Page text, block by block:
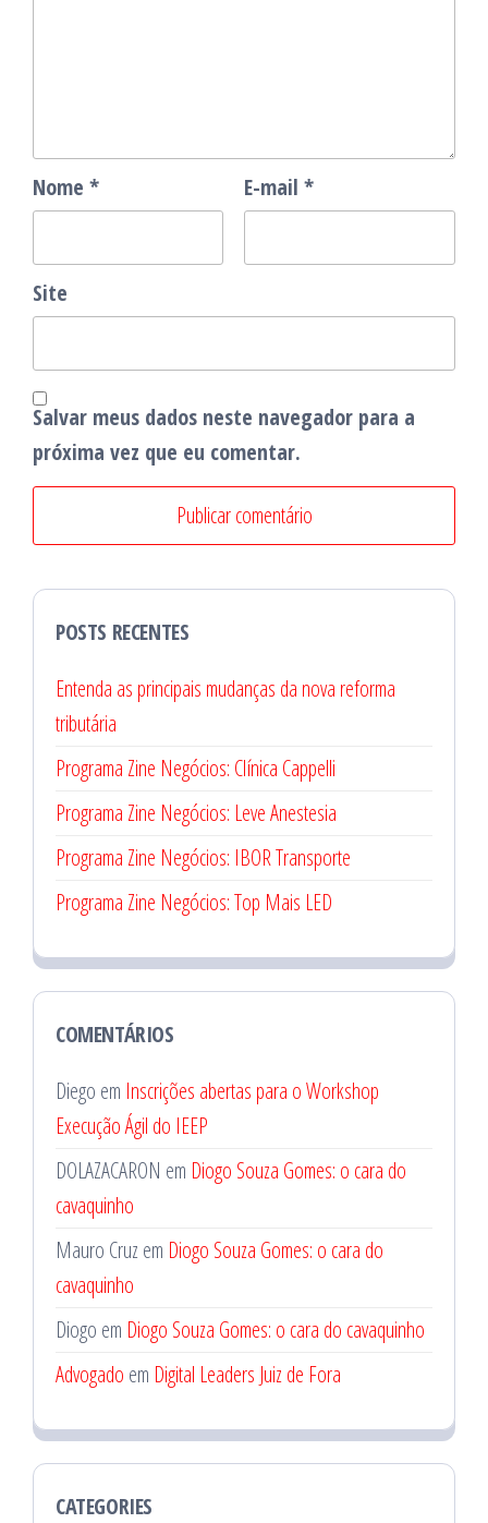
Nome * E-mail *
Site
Salvar meus dados neste navegador para a
próxima vez que eu comentar.
POSTS RECENTES
Entenda as principais mudanças da nova reforma
tributária
Programa Zine Negócios: Clínica Cappelli
Programa Zine Negócios: Leve Anestesia
Programa Zine Negócios: IBOR Transporte
Programa Zine Negócios: Top Mais LED
COMENTÁRIOS
Diego em Inscrições abertas para o Workshop
Execução Ágil do IEEP
DOLAZACARON em Diogo Souza Gomes: o cara do
cavaquinho
Mauro Cruz em Diogo Souza Gomes: o cara do
cavaquinho
Diogo em Diogo Souza Gomes: o cara do cavaquinho
Advogado em Digital Leaders Juiz de Fora
CATEGORIES